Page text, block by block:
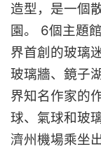
造型，是一個
園。 6個主題
界首創的玻璃
玻璃牆、鏡子
界知名作家的
球、氣球和玻
濟州機場乘坐